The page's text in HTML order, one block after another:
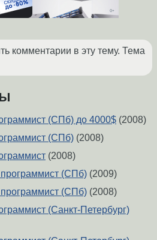
комментарии в эту тему. Тема
(СПб) до 4000$ (2008)
(СПб) (2008)
(2008)
(СПб) (2009)
(СПб) (2008)
(Санкт-Петербург)